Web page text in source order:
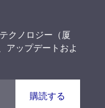
クノロジー（厦
アップデートおよ
購読する